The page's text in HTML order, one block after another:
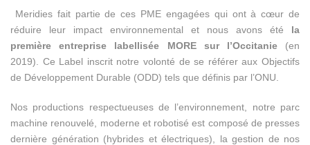
Meridies fait partie de ces PME engagées qui ont à cœur de
réduire leur impact environnemental et nous avons été la
première entreprise labellisée MORE sur l’Occitanie(en
2019). Ce Label inscrit notre volonté de se référer aux Objectifs
de Développement Durable (ODD) tels que définis par l’ONU.
Nos productions respectueuses de l’environnement, notre parc
machine renouvelé, moderne et robotisé est composé de presses
dernière génération (hybrides et électriques), la gestion de nos